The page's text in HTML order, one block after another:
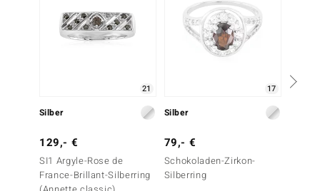
21
Silber
129,- €
SI1 Argyle-Rose de
France-Brillant-Silberring
17
Silber
79,- €
Schokoladen-Zirkon-
Silberring